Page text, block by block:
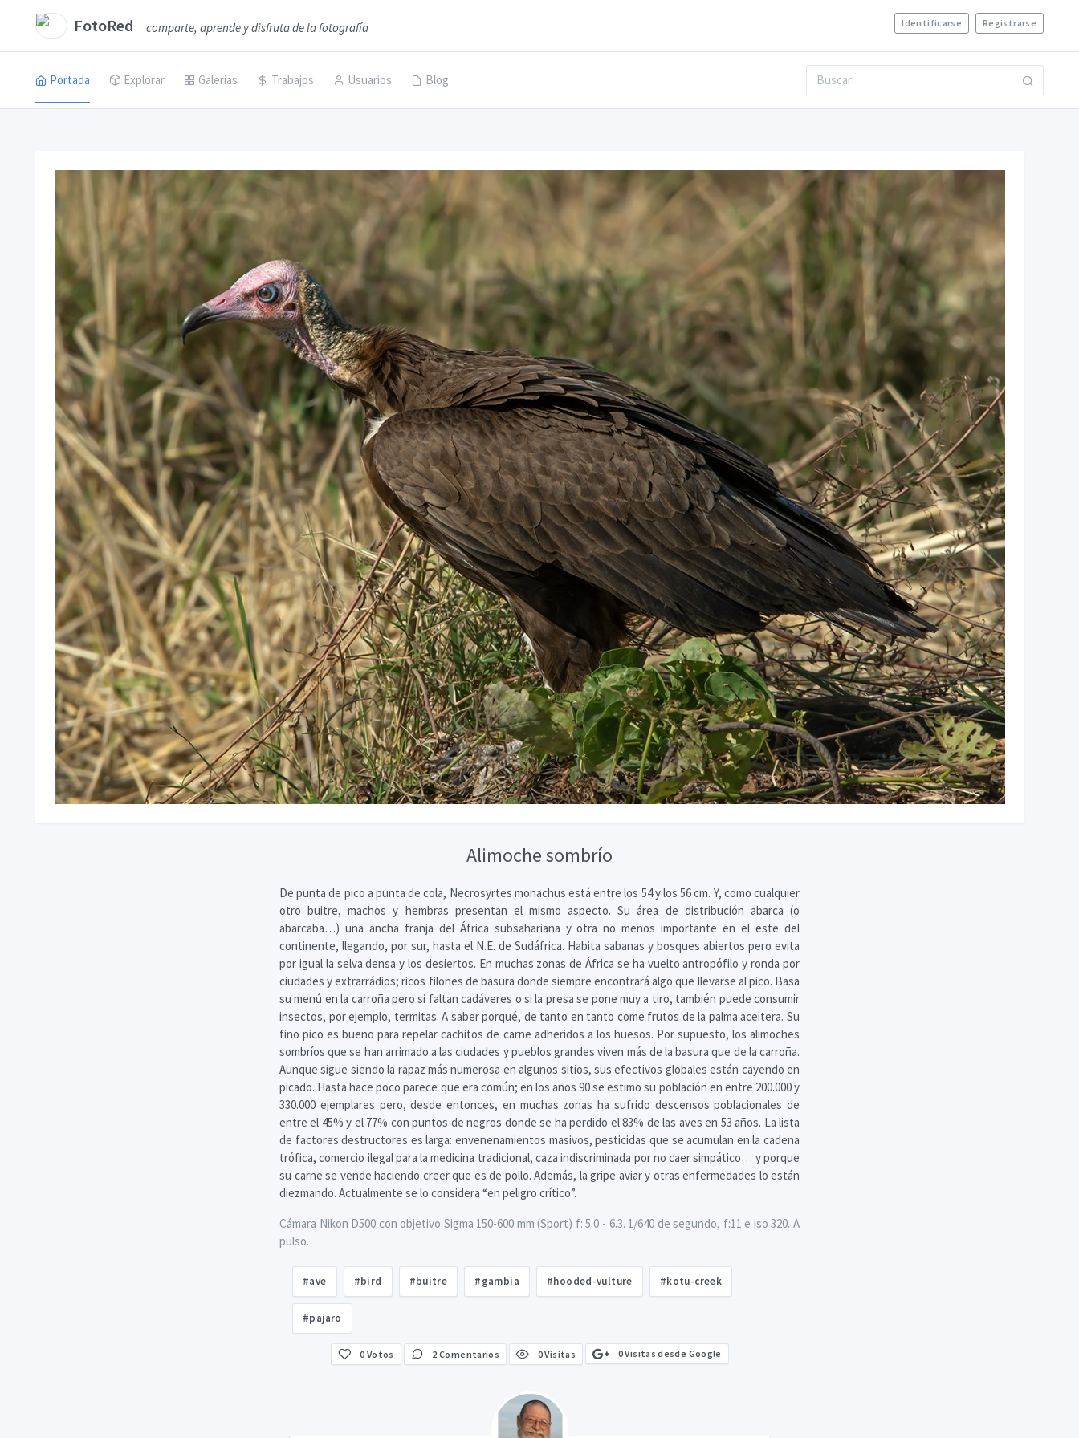
FotoRed comparte, aprende y disfruta de la fotografía Identificarse Registrarse
Portada Explorar Galerías Trabajos Usuarios Blog
Alimoche sombrío
De punta de pico a punta de cola, Necrosyrtes monachus está entre los 54 y los 56 cm. Y, como cualquier
otro buitre, machos y hembras presentan el mismo aspecto. Su área de distribución abarca (o
abarcaba…) una ancha franja del África subsahariana y otra no menos importante en el este del
continente, llegando, por sur, hasta el N.E. de Sudáfrica. Habita sabanas y bosques abiertos pero evita
por igual la selva densa y los desiertos. En muchas zonas de África se ha vuelto antropófilo y ronda por
ciudades y extrarrádios; ricos filones de basura donde siempre encontrará algo que llevarse al pico. Basa
su menú en la carroña pero si faltan cadáveres o si la presa se pone muy a tiro, también puede consumir
insectos, por ejemplo, termitas. A saber porqué, de tanto en tanto come frutos de la palma aceitera. Su
fino pico es bueno para repelar cachitos de carne adheridos a los huesos. Por supuesto, los alimoches
sombríos que se han arrimado a las ciudades y pueblos grandes viven más de la basura que de la carroña.
Aunque sigue siendo la rapaz más numerosa en algunos sitios, sus efectivos globales están cayendo en
picado. Hasta hace poco parece que era común; en los años 90 se estimo su población en entre 200.000 y
330.000 ejemplares pero, desde entonces, en muchas zonas ha sufrido descensos poblacionales de
entre el 45% y el 77% con puntos de negros donde se ha perdido el 83% de las aves en 53 años. La lista
de factores destructores es larga: envenenamientos masivos, pesticidas que se acumulan en la cadena
trófica, comercio ilegal para la medicina tradicional, caza indiscriminada por no caer simpático… y porque
su carne se vende haciendo creer que es de pollo. Además, la gripe aviar y otras enfermedades lo están
diezmando. Actualmente se lo considera “en peligro crítico”.
Cámara Nikon D500 con objetivo Sigma 150-600 mm (Sport) f: 5.0 - 6.3. 1/640 de segundo, f:11 e iso 320. A
pulso.
#ave #bird #buitre #gambia #hooded-vulture #kotu-creek
#pajaro
0 Votos 2 Comentarios 0 Visitas 0 Visitas desde Google